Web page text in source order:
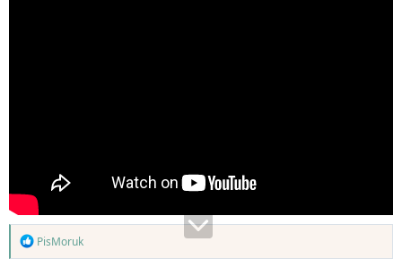
T
PisMoruk